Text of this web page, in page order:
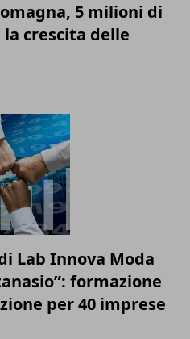
5 milioni di
crescita delle
Lab Innova Moda
formazione
per 40 imprese